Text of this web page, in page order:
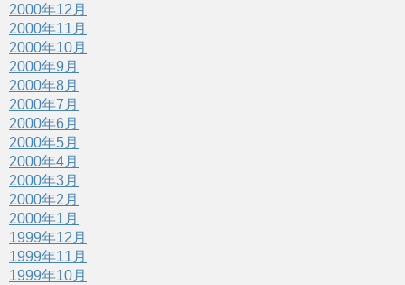
2000年12月
2000年11月
2000年10月
2000年9月
2000年8月
2000年7月
2000年6月
2000年5月
2000年4月
2000年3月
2000年2月
2000年1月
1999年12月
1999年11月
1999年10月